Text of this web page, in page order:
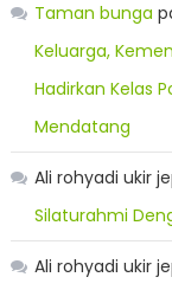
Taman bunga
Keluarga,
Hadirkan Kelas
Mendatang
Ali rohyadi ukir
Silaturahmi
Ali rohyadi ukir